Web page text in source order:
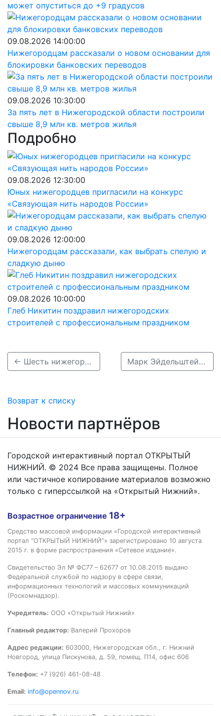
может опуститься до +9 градусов
09.08.2026 14:00:00
Нижегородцам рассказали о новом основании для
блокировки банковских переводов
09.08.2026 10:30:00
За пять лет в Нижегородской области построили
свыше 8,9 млн кв. метров жилья
Подробно
09.08.2026 12:30:00
Юных нижегородцев пригласили на конкурс
«Связующая нить народов России»
09.08.2026 12:00:00
Нижегородцам рассказали, как выбрать спелую и
сладкую дыню
09.08.2026 10:00:00
Глеб Никитин поздравил нижегородских
строителей с профессиональным праздником
← Шесть нижегородских компаний участвуют на льготных условиях в выставке Rosmould Марк Эйдельштейн залез на ограду закрытого нижегородского стадиона «Водник» →
Возврат к списку
Новости партнёров
Городской интерактивный портал ОТКРЫТЫЙ
НИЖНИЙ. © 2024 Все права защищены. Полное
или частичное копирование материалов возможно
только с гиперссылкой на «Открытый Нижний».
Возрастное ограничение 18+
Средство массовой информации «Городской интерактивный
портал “ОТКРЫТЫЙ НИЖНИЙ”» зарегистрировано 10 августа
2015 г. в форме распространения «Сетевое издание».
Свидетельство Эл № ФС77 – 62677 от 10.08.2015 выдано
Федеральной службой по надзору в сфере связи,
информационных технологий и массовых коммуникаций
(Роскомнадзор).
Учредитель: ООО «Открытый Нижний»
Главный редактор: Валерий Прохоров
Адрес редакции: 603000, Нижегородская обл., г. Нижний
Новгород, улица Пискунова, д. 59, помещ. П14, офис 606
Телефон: +7 (926) 461-08-48
Email: info@opennov.ru